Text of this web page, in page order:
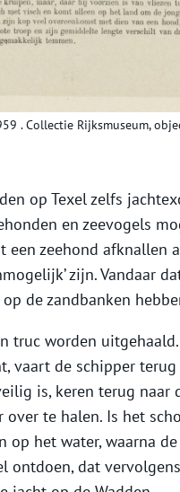
. Collectie Rijksmuseum,
op Texel zelfs
en zeevogels
een zeehond afknallen
zijn. Vandaar
de zandbanken
truc worden
vaart de schipper
is, keren terug naar
over te halen. Is het
op het water, waarna
ontdoen, dat